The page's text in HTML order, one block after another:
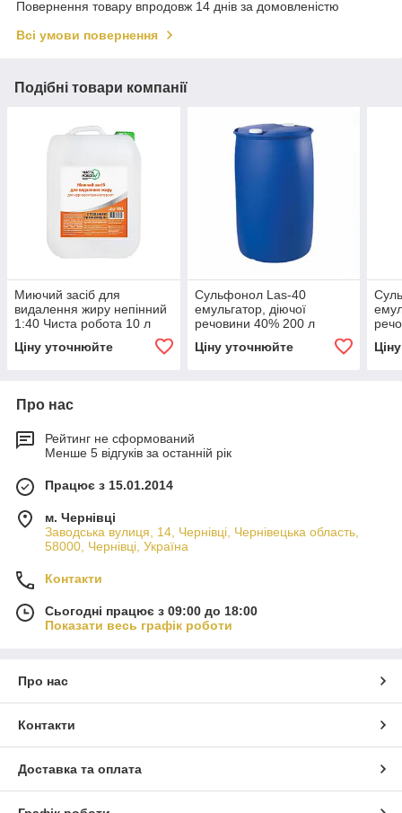
Повернення товару впродовж 14 днів за домовленістю
Всі умови повернення
Подібні товари компанії
Миючий засіб для
видалення жиру непінний
1:40 Чиста робота 10 л
Ціну уточнюйте
Сульфонол Las-40
емульгатор, діючої
речовини 40% 200 л
Ціну уточнюйте
Про нас
Рейтинг не сформований
Менше 5 відгуків за останній рік
Працює з 15.01.2014
м. Чернівці
Заводська вулиця, 14, Чернівці, Чернівецька область,
58000, Чернівці, Україна
Контакти
Сьогодні працює з 09:00 до 18:00
Показати весь графік роботи
Про нас
Контакти
Доставка та оплата